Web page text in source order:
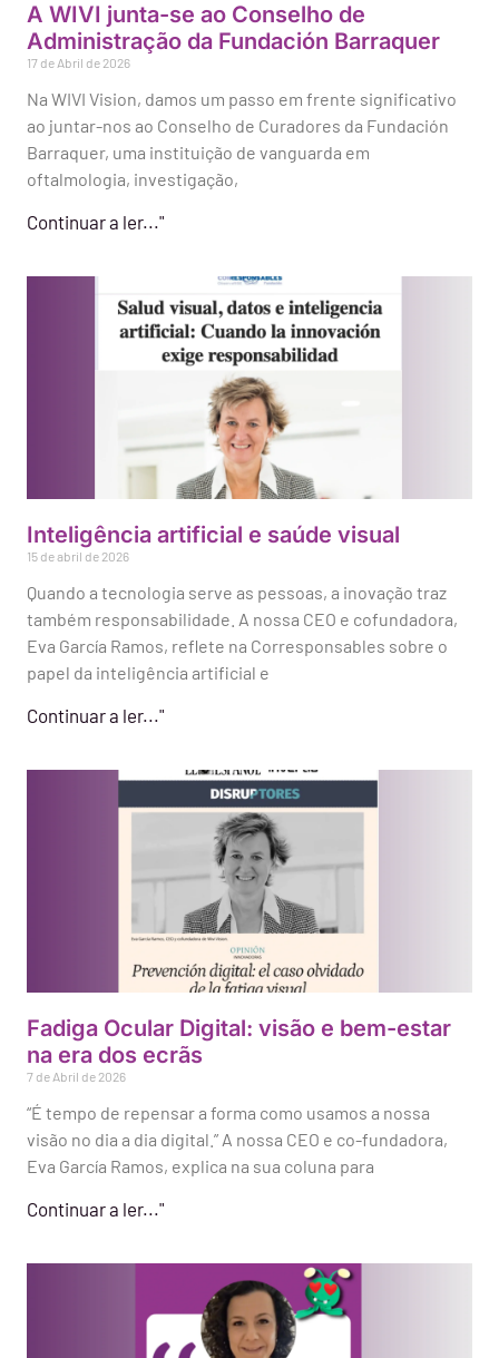
A WIVI junta-se ao Conselho de
Administração da Fundación Barraquer
17 de Abril de 2026
Na WIVI Vision, damos um passo em frente significativo
ao juntar-nos ao Conselho de Curadores da Fundación
Barraquer, uma instituição de vanguarda em
oftalmologia, investigação,
Continuar a ler..."
Inteligência artificial e saúde visual
15 de abril de 2026
Quando a tecnologia serve as pessoas, a inovação traz
também responsabilidade. A nossa CEO e cofundadora,
Eva García Ramos, reflete na Corresponsables sobre o
papel da inteligência artificial e
Continuar a ler..."
Fadiga Ocular Digital: visão e bem-estar
na era dos ecrãs
7 de Abril de 2026
“É tempo de repensar a forma como usamos a nossa
visão no dia a dia digital.” A nossa CEO e co-fundadora,
Eva García Ramos, explica na sua coluna para
Continuar a ler..."